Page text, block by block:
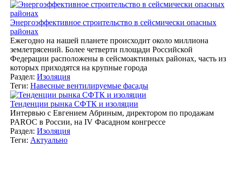
Энергоэффективное строительство в сейсмически опасных
районах
Ежегодно на нашей планете происходит около миллиона
землетрясений. Более четверти площади Российской
Федерации расположены в сейсмоактивных районах, часть из
которых приходятся на крупные города
Раздел: Изоляция
Теги: Навесные вентилируемые фасады
Тенденции рынка СФТК и изоляции
Интервью с Евгением Абриным, директором по продажам
PAROC в России, на IV Фасадном конгрессе
Раздел: Изоляция
Теги: Актуально